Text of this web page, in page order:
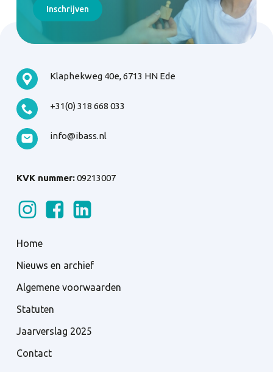
Inschrijven
Klaphekweg 40e, 6713 HN Ede
+31(0) 318 668 033
info@ibass.nl
KVK nummer:09213007
Home
Nieuws en archief
Algemene voorwaarden
Statuten
Jaarverslag 2025
Contact